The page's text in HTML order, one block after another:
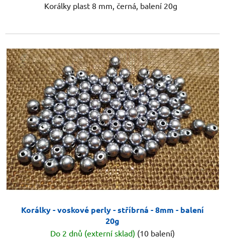
Korálky plast 8 mm, černá, balení 20g
Korálky - voskové perly - stříbrná - 8mm - balení
20g
Do 2 dnů (externí sklad) (10 balení)